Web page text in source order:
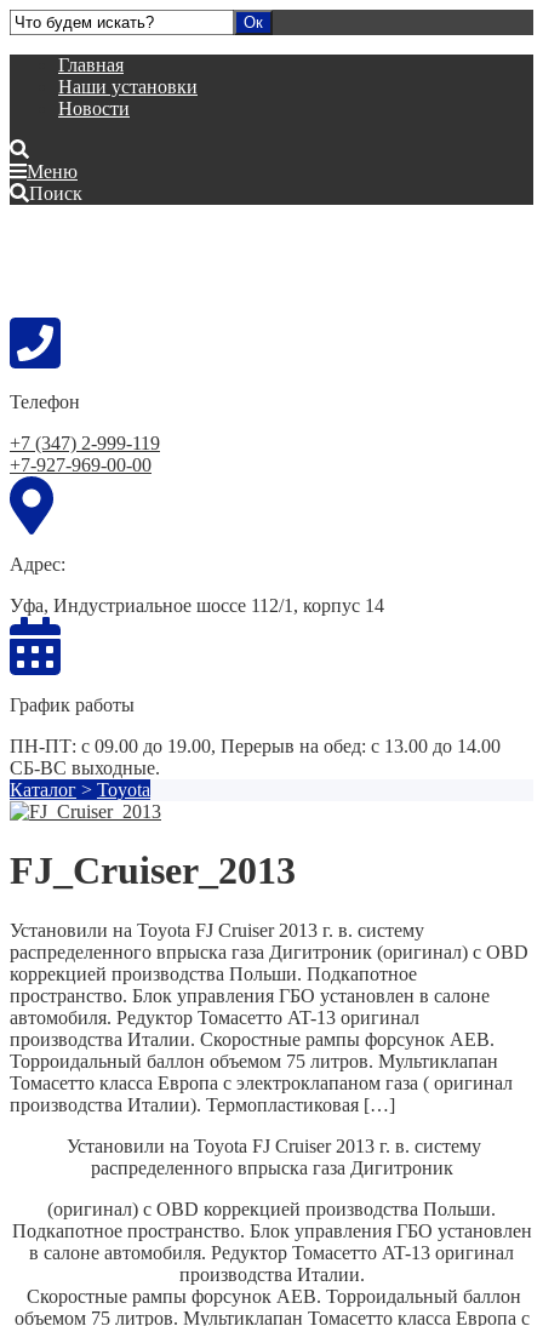
Главная
Наши установки
Новости
Меню
Поиск
Телефон
+7 (347) 2-999-119
+7-927-969-00-00
Адрес:
Уфа, Индустриальное шоссе 112/1, корпус 14
График работы
ПН-ПТ: с 09.00 до 19.00, Перерыв на обед: с 13.00 до 14.00
СБ-ВС выходные.
Каталог > Toyota
FJ_Cruiser_2013
Установили на Toyota FJ Cruiser 2013 г. в. систему
распределенного впрыска газа Дигитроник (оригинал) с OBD
коррекцией производства Польши. Подкапотное
пространство. Блок управления ГБО установлен в салоне
автомобиля. Редуктор Томасетто AT-13 оригинал
производства Италии. Скоростные рампы форсунок AEB.
Торроидальный баллон объемом 75 литров. Мультиклапан
Томасетто класса Европа с электроклапаном газа ( оригинал
производства Италии). Термопластиковая […]
Установили на Toyota FJ Cruiser 2013 г. в. систему
распределенного впрыска газа Дигитроник
(оригинал) с OBD коррекцией производства Польши.
Подкапотное пространство. Блок управления ГБО установлен
в салоне автомобиля. Редуктор Томасетто AT-13 оригинал
производства Италии.
Скоростные рампы форсунок AEB. Торроидальный баллон
объемом 75 литров. Мультиклапан Томасетто класса Европа с